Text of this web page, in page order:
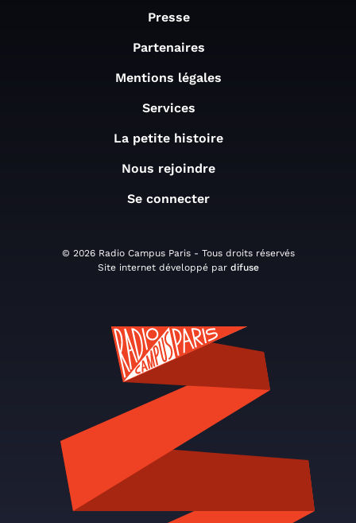
Presse
Partenaires
Mentions légales
Services
La petite histoire
Nous rejoindre
Se connecter
© 2026 Radio Campus Paris - Tous droits réservés
Site internet développé par difuse